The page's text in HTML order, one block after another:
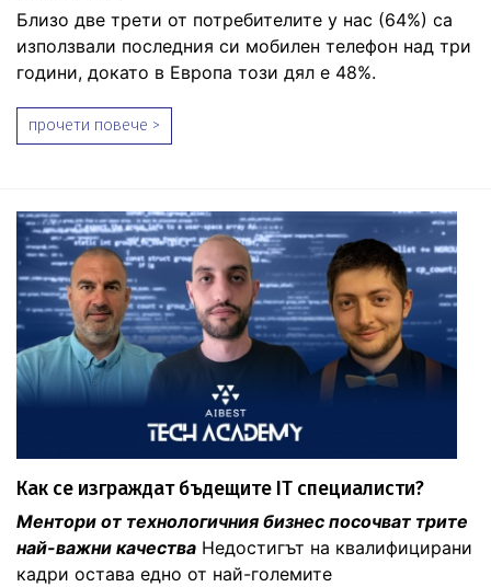
Близо две трети от потребителите у нас (64%) са
използвали последния си мобилен телефон над три
години, докато в Европа този дял е 48%.
прочети повече >
Как се изграждат бъдещите IT специалисти?
Ментори от технологичния бизнес посочват трите
най-важни качества Недостигът на квалифицирани
кадри остава едно от най-големите